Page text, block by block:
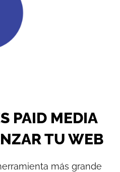
PAID MEDIA
TU WEB
más grande